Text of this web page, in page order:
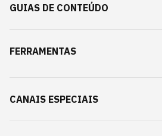
GUIAS DE CONTEÚDO
FERRAMENTAS
CANAIS ESPECIAIS